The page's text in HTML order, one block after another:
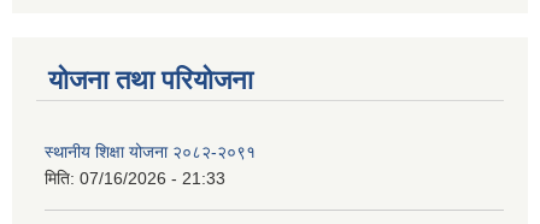
योजना तथा परियोजना
स्थानीय शिक्षा योजना २०८२-२०९१
मिति: 07/16/2026 - 21:33